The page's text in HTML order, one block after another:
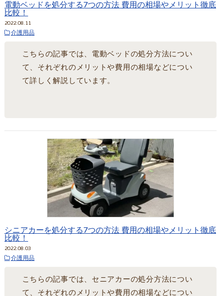
電動ベッドを処分する7つの方法 費用の相場やメリット徹底
比較！
2022.08.11
介護用品
こちらの記事では、電動ベッドの処分方法につい
て、それぞれのメリットや費用の相場などについ
て詳しく解説しています。
シニアカーを処分する7つの方法 費用の相場やメリット徹底
比較！
2022.08.03
介護用品
こちらの記事では、セニアカーの処分方法につい
て、それぞれのメリットや費用の相場などについ